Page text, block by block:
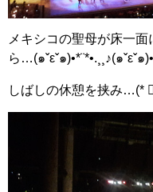
メキシコの聖母が床一
ら…(๑ˇεˇ๑)•*¨*•.¸¸♪(๑ˇεˇ๑
しばしの休憩を挟み